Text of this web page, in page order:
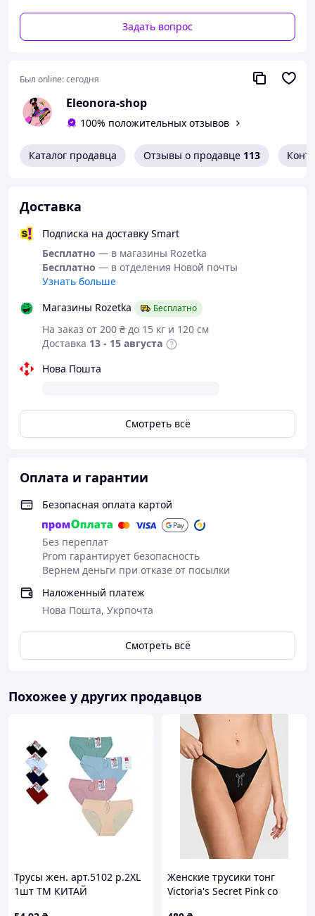
Задать вопрос
Был online:сегодня
Eleonora-shop
100% положительных отзывов
Каталог продавца Отзывы о продавце 113
Доставка
Подписка на доставку Smart
Бесплатно — в магазины Rozetka
Бесплатно — в отделения Новой почты
Узнать больше
Магазины Rozetka
Бесплатно
На заказ от 200 ₴ до 15 кг и 120 см
Доставка 13 - 15 августа
Нова Пошта
Смотреть всё
Оплата и гарантии
Безопасная оплата картой
Без переплат
Prom гарантирует безопасность
Вернем деньги при отказе от посылки
Наложенный платеж
Нова Пошта, Укрпочта
Смотреть всё
Похожее у других продавцов
Трусы жен. арт.5102 р.2XL
1шт ТМ КИТАЙ
Женские трусики тонг
Victoria's Secret Pink со